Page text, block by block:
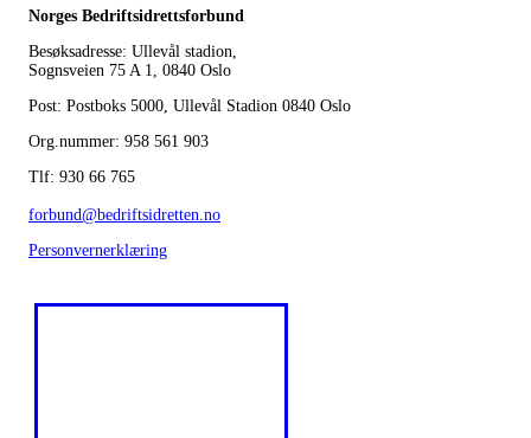
Norges Bedriftsidrettsforbund
Besøksadresse: Ullevål stadion,
Sognsveien 75 A 1, 0840 Oslo
Post: Postboks 5000, Ullevål Stadion 0840 Oslo
Org.nummer: 958 561 903
Tlf: 930 66 765
forbund@bedriftsidretten.no
Personvernerklæring